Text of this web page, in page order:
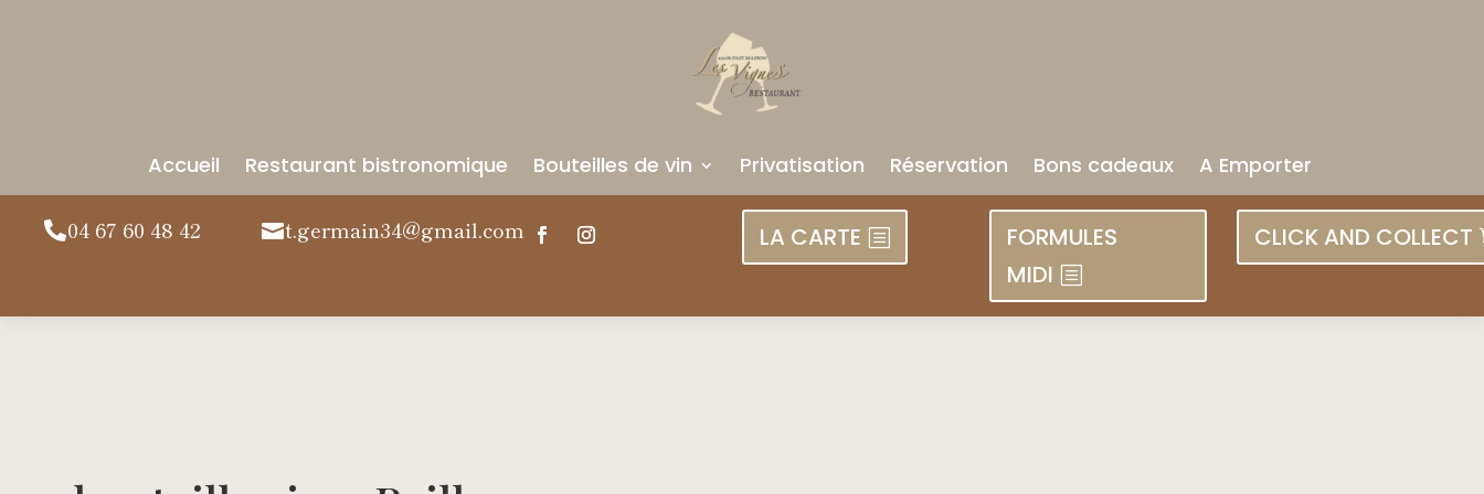
Accueil Restaurant bistronomique Bouteilles de vin Privatisation Réservation Bons cadeaux A Emporter
04 67 60 48 42 t.germain34@gmail.com LA CARTE
FORMULES
MIDI
CLICK AND COLLECT